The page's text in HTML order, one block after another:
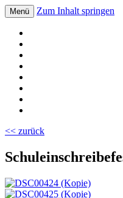
Volksschule
Menü Zum Inhalt springen
<< zurück